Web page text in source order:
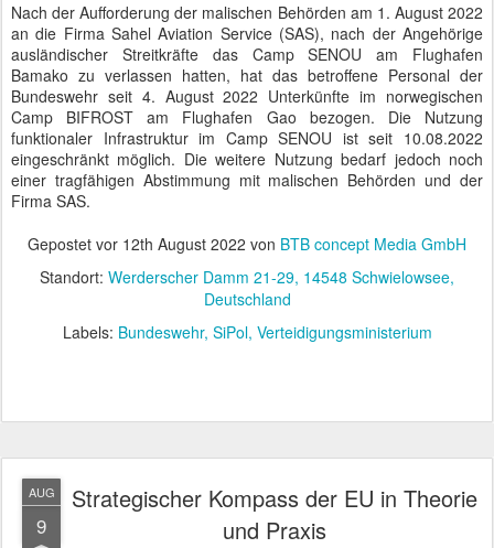
Nach der Aufforderung der malischen Behörden am 1. August 2022
an die Firma Sahel Aviation Service (SAS), nach der Angehörige
ausländischer Streitkräfte das Camp SENOU am Flughafen
Bamako zu verlassen hatten, hat das betroffene Personal der
Bundeswehr seit 4. August 2022 Unterkünfte im norwegischen
Camp BIFROST am Flughafen Gao bezogen. Die Nutzung
funktionaler Infrastruktur im Camp SENOU ist seit 10.08.2022
eingeschränkt möglich. Die weitere Nutzung bedarf jedoch noch
einer tragfähigen Abstimmung mit malischen Behörden und der
Firma SAS.
Gepostet vor 12th August 2022 von BTB concept Media GmbH
Standort: Werderscher Damm 21-29, 14548 Schwielowsee,
Deutschland
Labels: Bundeswehr SiPol Verteidigungsministerium
AUG
9
Strategischer Kompass der EU in Theorie
und Praxis